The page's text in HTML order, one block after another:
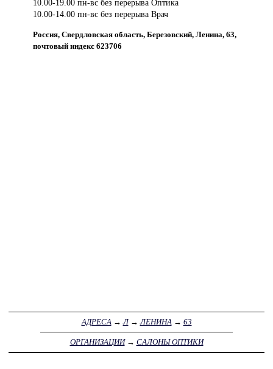
10.00-19.00 пн-вс без перерыва Оптика
10.00-14.00 пн-вс без перерыва Врач
Россия, Свердловская область, Березовский, Ленина, 63,
почтовый индекс 623706
АДРЕСА→Л→ЛЕНИНА→ 63
ОРГАНИЗАЦИИ→ САЛОНЫ ОПТИКИ